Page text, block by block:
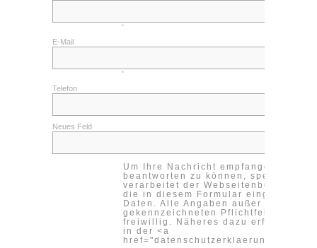
Cookieeinstellungen ändern
*
E-Mail
*
Telefon
Neues Feld
Um Ihre Nachricht empfangen und
beantworten zu können, speichert
verarbeitet der Webseitenbetreiber
die in diesem Formular
Daten. Alle Angaben außer in den
gekennzeichneten Pflichtfeldern sind
freiwillig. Näheres dazu erfahren Sie
in der <a